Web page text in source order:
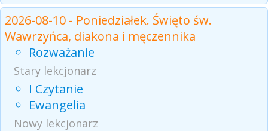
2026-08-10 - Poniedziałek. Święto św.
Wawrzyńca, diakona i męczennika
Rozważanie
Stary lekcjonarz
I Czytanie
Ewangelia
Nowy lekcjonarz